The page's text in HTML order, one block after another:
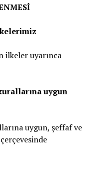
ilkeler uyarınca
uygun
uygun, şeffaf ve